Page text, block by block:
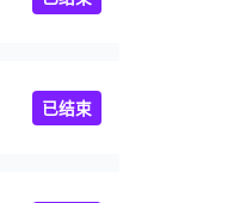
已结束